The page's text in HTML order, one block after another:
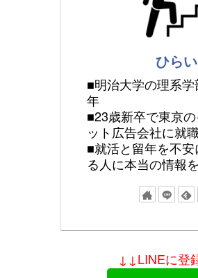
ひらい
■明治大学の理系
年
■23歳新卒で東京
ット広告会社に就
■就活と留年を不
る人に本当の情報を
↓↓LINEに登